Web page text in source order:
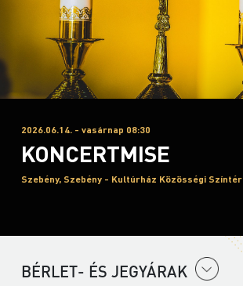
2026.06.14. - vasárnap 08:30
KONCERTMISE
Szebény, Szebény - Kultúrház Közösségi Színtér
BÉRLET- ÉS JEGYÁRAK